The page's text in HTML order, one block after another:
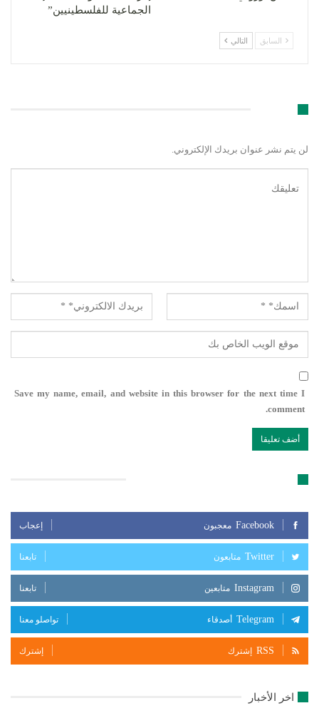
الجماعية للفلسطينيين”
السابق التالي
لن يتم نشر عنوان بريدك الإلكتروني.
Save my name, email, and website in this browser for the next time I
comment.
Facebook معجبون إعجاب
Twitter متابعون تابعنا
Instagram متابعين تابعنا
Telegram أصدقاء تواصلو معنا
RSS إشترك إشترك
اخر الأخبار